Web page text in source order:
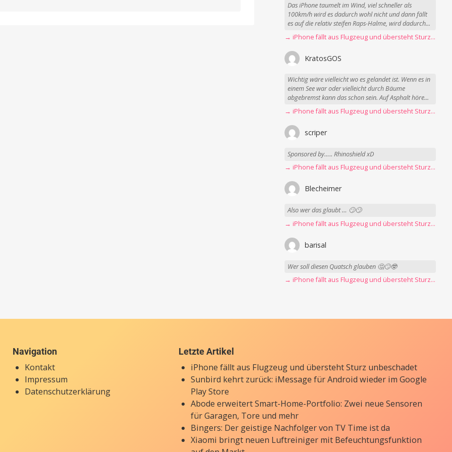
Das iPhone taumelt im Wind, viel schneller als
100km/h wird es dadurch wohl nicht und dann fällt
es auf die relativ steifen Raps-Halme, wird dadurch...
→ iPhone fällt aus Flugzeug und übersteht Sturz unbeschadet
KratosGOS
Wichtig wäre vielleicht wo es gelandet ist. Wenn es in
einem See war oder vielleicht durch Bäume
abgebremst kann das schon sein. Auf Asphalt höre...
→ iPhone fällt aus Flugzeug und übersteht Sturz unbeschadet
scriper
Sponsored by….. Rhinoshield xD
→ iPhone fällt aus Flugzeug und übersteht Sturz unbeschadet
Blecheimer
Also wer das glaubt … 🙄🙄
→ iPhone fällt aus Flugzeug und übersteht Sturz unbeschadet
barisal
Wer soll diesen Quatsch glauben 🤔🙄🤓
→ iPhone fällt aus Flugzeug und übersteht Sturz unbeschadet
Navigation
Kontakt
Impressum
Datenschutzerklärung
Letzte Artikel
iPhone fällt aus Flugzeug und übersteht Sturz unbeschadet
Sunbird kehrt zurück: iMessage für Android wieder im Google
Play Store
Abode erweitert Smart-Home-Portfolio: Zwei neue Sensoren
für Garagen, Tore und mehr
Bingers: Der geistige Nachfolger von TV Time ist da
Xiaomi bringt neuen Luftreiniger mit Befeuchtungsfunktion